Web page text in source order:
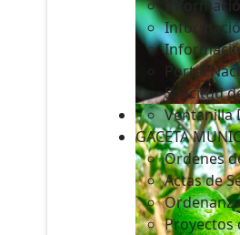
Portal
Solicitud
Ventanilla
GACETA
Ordenes
Actas de
Proyectos